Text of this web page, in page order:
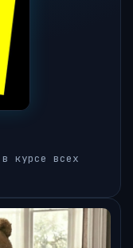
курсе всех